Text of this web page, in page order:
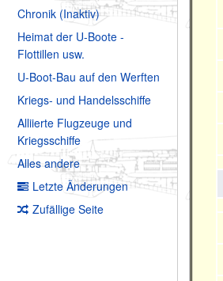
Chronik (Inaktiv)
Heimat der U-Boote -
Flottillen usw.
U-Boot-Bau auf den Werften
Kriegs- und Handelsschiffe
Alliierte Flugzeuge und
Kriegsschiffe
Alles andere
Letzte Änderungen
Zufällige Seite